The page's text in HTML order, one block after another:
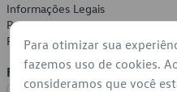
Informações Legais
Política de Privacidade
Política de Cookies
Formas de Pagamento
Para otimizar sua
fazemos uso de cookies.
consideramos que você